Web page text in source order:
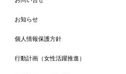
お知らせ
個人情報保護方針
行動計画（女性活躍推進）